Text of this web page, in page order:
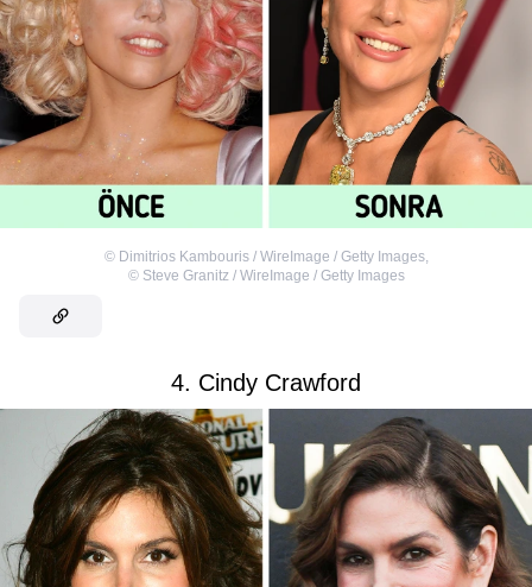
© Dimitrios Kambouris / WireImage / Getty Images,
© Steve Granitz / WireImage / Getty Images
4. Cindy Crawford